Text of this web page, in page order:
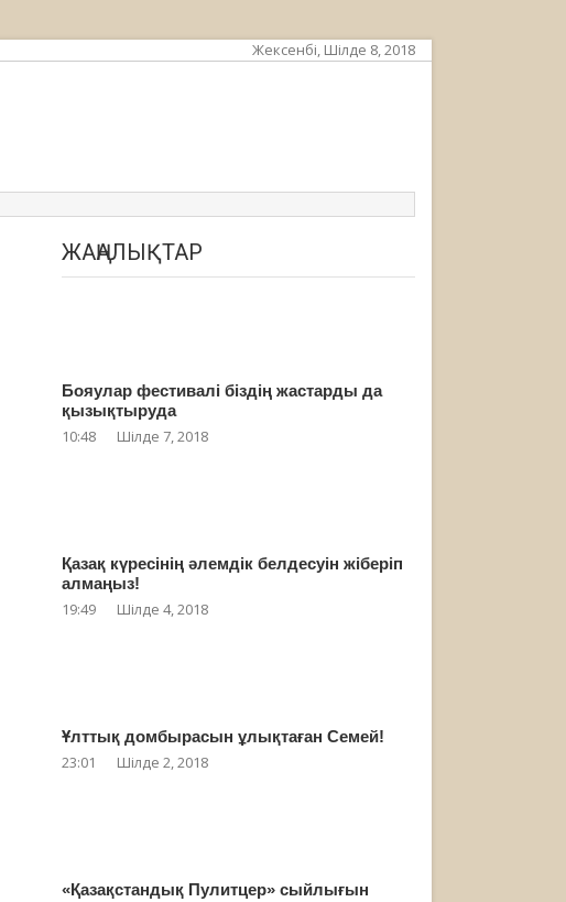
Жексенбі, Шілде 8, 2018
ЖАҢАЛЫҚТАР
Бояулар фестивалі біздің жастарды да
қызықтыруда
10:48 Шілде 7, 2018
Қазақ күресінің әлемдік белдесуін жіберіп
алмаңыз!
19:49 Шілде 4, 2018
Ұлттық домбырасын ұлықтаған Семей!
23:01 Шілде 2, 2018
«Қазақстандық Пулитцер» сыйлығын